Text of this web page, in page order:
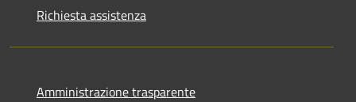
Richiesta assistenza
Amministrazione trasparente